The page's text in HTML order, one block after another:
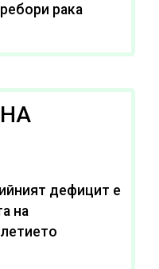
рака
дефицит е
на